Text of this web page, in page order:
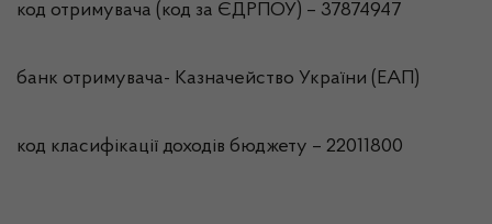
код отримувача (код за ЄДРПОУ) – 37874947
банк отримувача- Казначейство України (ЕАП)
код класифікації доходів бюджету – 22011800